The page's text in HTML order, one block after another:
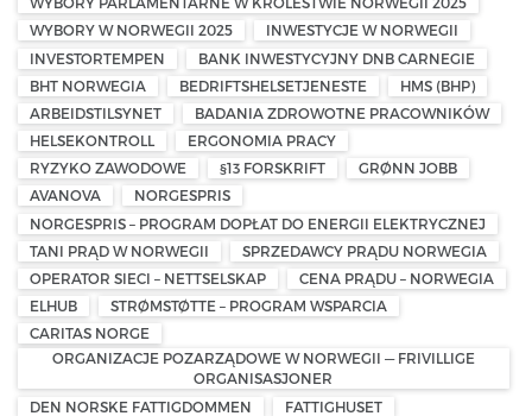
WYBORY W NORWEGII 2025
INWESTYCJE W NORWEGII
INVESTORTEMPEN
BANK INWESTYCYJNY DNB CARNEGIE
BHT NORWEGIA
BEDRIFTSHELSETJENESTE
HMS (BHP)
ARBEIDSTILSYNET
BADANIA ZDROWOTNE PRACOWNIKÓW
HELSEKONTROLL
ERGONOMIA PRACY
RYZYKO ZAWODOWE
§13 FORSKRIFT
GRØNN JOBB
AVANOVA
NORGESPRIS
NORGESPRIS – PROGRAM DOPŁAT DO ENERGII ELEKTRYCZNEJ
TANI PRĄD W NORWEGII
SPRZEDAWCY PRĄDU NORWEGIA
OPERATOR SIECI – NETTSELSKAP
CENA PRĄDU – NORWEGIA
ELHUB
STRØMSTØTTE – PROGRAM WSPARCIA
CARITAS NORGE
ORGANIZACJE POZARZĄDOWE W NORWEGII — FRIVILLIGE
ORGANISASJONER
DEN NORSKE FATTIGDOMMEN
FATTIGHUSET